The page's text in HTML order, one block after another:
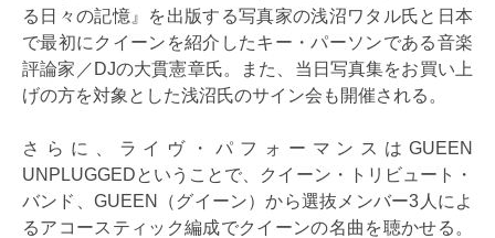
る日々の記憶』を出版する写真家の浅沼ワタル氏と日本
で最初にクイーンを紹介したキー・パーソンである音楽
評論家／DJの大貫憲章氏。また、当日写真集をお買い上
げの方を対象とした浅沼氏のサイン会も開催される。
さらに、ライヴ・パフォーマンスはGUEEN
UNPLUGGEDということで、クイーン・トリビュート・
バンド、GUEEN（グイーン）から選抜メンバー3人によ
るアコースティック編成でクイーンの名曲を聴かせる。